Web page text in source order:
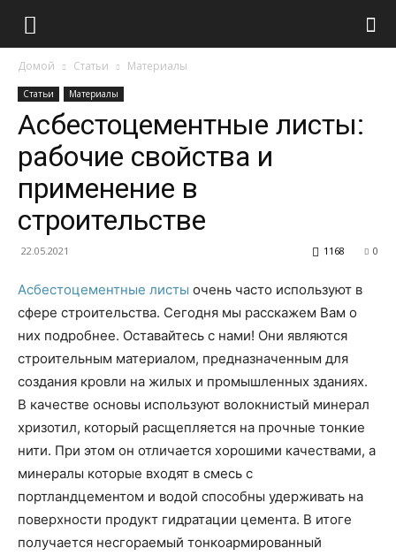
Домой Статьи Материалы
Статьи Материалы
Асбестоцементные листы:
рабочие свойства и
применение в
строительстве
22.05.2021 0
1168
Асбестоцементные листы очень часто используют в
сфере строительства. Сегодня мы расскажем Вам о
них подробнее. Оставайтесь с нами! Они являются
строительным материалом, предназначенным для
создания кровли на жилых и промышленных зданиях.
В качестве основы используют волокнистый минерал
хризотил, который расщепляется на прочные тонкие
нити. При этом он отличается хорошими качествами, а
минералы которые входят в смесь с
портландцементом и водой способны удерживать на
поверхности продукт гидратации цемента. В итоге
получается несгораемый тонкоармированный